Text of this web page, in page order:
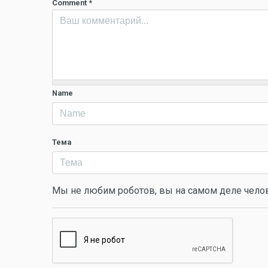
Comment *
Name
Тема
Мы не любим роботов, вы на самом деле